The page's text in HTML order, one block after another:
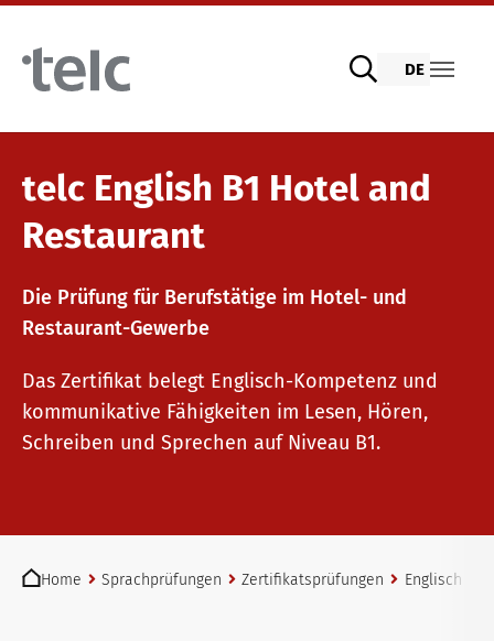
Skip to main content
Sprachprüfungen
telc Remote Tests
DE
telc English B1 Hotel and
Restaurant
Die Prüfung für Berufstätige im Hotel- und
Restaurant-Gewerbe
Das Zertifikat belegt Englisch-Kompetenz und
kommunikative Fähigkeiten im Lesen, Hören,
Schreiben und Sprechen auf Niveau B1.
Home
Sprachprüfungen Zertifikatsprüfungen Englisch